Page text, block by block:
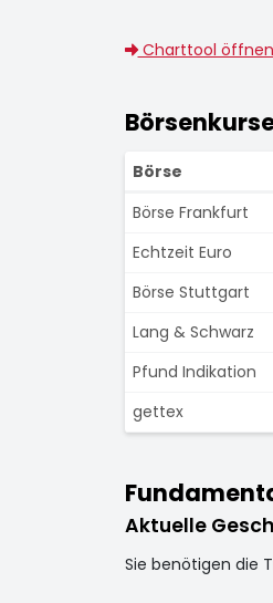
Charttool öffnen
Börse
Börse Frankfurt
Echtzeit Euro
Börse Stuttgart
Lang & Schwarz
Pfund Indikation
gettex
Aktuelle
Sie benötigen die